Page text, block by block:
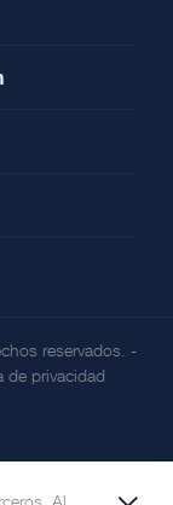
reservados. -
de privacidad